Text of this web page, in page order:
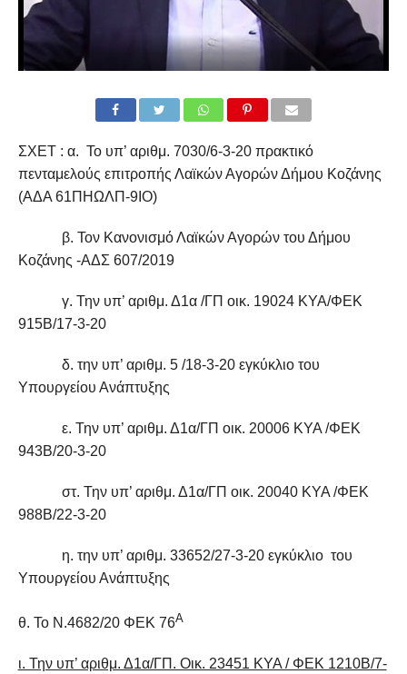
ΣΧΕΤ : α. Το υπ’ αριθμ. 7030/6-3-20 πρακτικό
πενταμελούς επιτροπής Λαϊκών Αγορών Δήμου Κοζάνης
(ΑΔΑ 61ΠΗΩΛΠ-9ΙΟ)
β. Τον Κανονισμό Λαϊκών Αγορών του Δήμου
Κοζάνης -ΑΔΣ 607/2019
γ. Την υπ’ αριθμ. Δ1α /ΓΠ οικ. 19024 ΚΥΑ/ΦΕΚ
915Β/17-3-20
δ. την υπ’ αριθμ. 5 /18-3-20 εγκύκλιο του
Υπουργείου Ανάπτυξης
ε. Την υπ’ αριθμ. Δ1α/ΓΠ οικ. 20006 ΚΥΑ /ΦΕΚ
943Β/20-3-20
στ. Την υπ’ αριθμ. Δ1α/ΓΠ οικ. 20040 ΚΥΑ /ΦΕΚ
988Β/22-3-20
η. την υπ’ αριθμ. 33652/27-3-20 εγκύκλιο του
Υπουργείου Ανάπτυξης
θ. Το Ν.4682/20 ΦΕΚ 76Α
ι. Την υπ’ αριθμ. Δ1α/ΓΠ. Οικ. 23451 ΚΥΑ / ΦΕΚ 1210Β/7-